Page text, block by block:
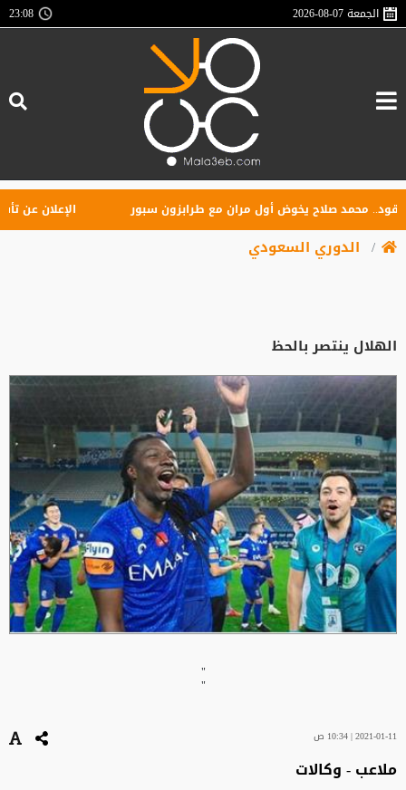
الجمعة2026-08-07
23:08
محمد صلاح يخوض أول مران مع طرابزون سبور الإعلان عن تأسيس
الدوري السعودي
الهلال ينتصر بالحظ
"
"
2021-01-11 | 10:34 ص
ملاعب - وكالات